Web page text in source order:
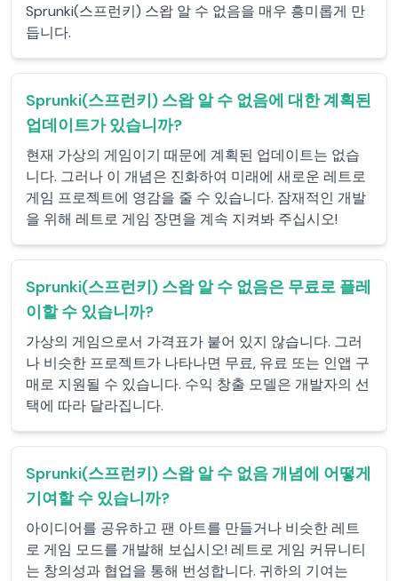
Sprunki(스프런키) 스왑 알 수 없음을 매우 흥미롭게 만
듭니다.
Sprunki(스프런키) 스왑 알 수 없음에 대한 계획된
업데이트가 있습니까?
현재 가상의 게임이기 때문에 계획된 업데이트는 없습
니다. 그러나 이 개념은 진화하여 미래에 새로운 레트로
게임 프로젝트에 영감을 줄 수 있습니다. 잠재적인 개발
을 위해 레트로 게임 장면을 계속 지켜봐 주십시오!
Sprunki(스프런키) 스왑 알 수 없음은 무료로 플레
이할 수 있습니까?
가상의 게임으로서 가격표가 붙어 있지 않습니다. 그러
나 비슷한 프로젝트가 나타나면 무료, 유료 또는 인앱 구
매로 지원될 수 있습니다. 수익 창출 모델은 개발자의 선
택에 따라 달라집니다.
Sprunki(스프런키) 스왑 알 수 없음 개념에 어떻게
기여할 수 있습니까?
아이디어를 공유하고 팬 아트를 만들거나 비슷한 레트
로 게임 모드를 개발해 보십시오! 레트로 게임 커뮤니티
는 창의성과 협업을 통해 번성합니다. 귀하의 기여는